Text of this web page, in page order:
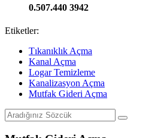
0.507.440 3942
Etiketler:
Tıkanıklık Açma
Kanal Açma
Logar Temizleme
Kanalizasyon Açma
Mutfak Gideri Açma